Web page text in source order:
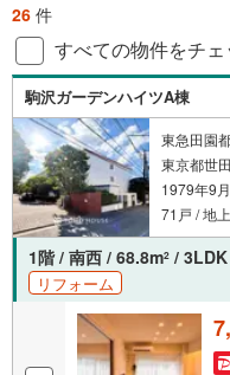
26 件
すべての物件をチェ
駒沢ガーデンハイツA棟
東急田園
東京都世
1979年9
71戸 / 地
1階 / 南西 / 68.8m2 / 3LDK
リフォーム